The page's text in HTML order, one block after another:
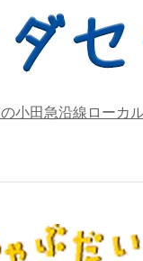
小田急沿線ローカ